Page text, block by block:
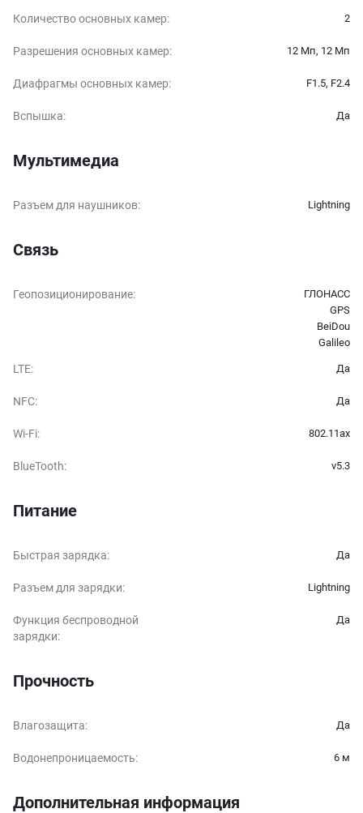
Количество основных камер: 2
Разрешения основных камер: 12 Мп, 12 Мп
Диафрагмы основных камер: F1.5, F2.4
Вспышка: Да
Мультимедиа
Разъем для наушников: Lightning
Связь
Геопозиционирование:
ГЛОНАСС
GPS
BeiDou
Galileo
LTE: Да
NFC: Да
Wi-Fi: 802.11ax
BlueTooth: v5.3
Питание
Быстрая зарядка: Да
Разъем для зарядки: Lightning
Функция беспроводной
зарядки:
Да
Прочность
Влагозащита: Да
Водонепроницаемость: 6 м
Дополнительная информация